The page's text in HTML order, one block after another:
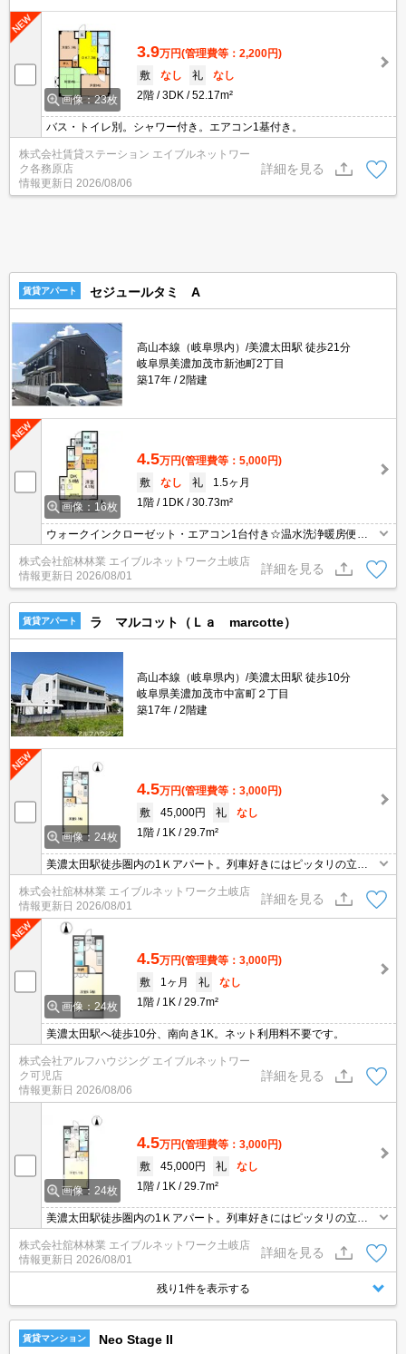
画像：23枚
3.9万円(管理費等：2,200円)
敷
なし 礼
なし
2階
3DK 52.17m²
バス・トイレ別。シャワー付き。エアコン1基付き。
株式会社賃貸ステーション エイブルネットワー
ク各務原店
情報更新日 2026/08/06
詳細を見る
賃貸アパート セジュールタミ A
高山本線（岐阜県内）/美濃太田駅 徒歩21分
岐阜県美濃加茂市新池町2丁目
築17年
2階建
画像：16枚
4.5万円(管理費等：5,000円)
敷
なし 礼
1.5ヶ月
1階
1DK 30.73m²
ウォークインクローゼット・エアコン1台付き☆温水洗浄暖房便
座、モニタ付インターホン、カードキー、防犯合わせガラス、追い
焚き給湯、洗髪洗面化粧台、物置、床下収納、専用庭、居室照明、
フローリング、シューズボックス、バス・トイレ別、室内洗濯機置
場、角部屋
株式会社舘林林業 エイブルネットワーク土岐店
情報更新日 2026/08/01
詳細を見る
賃貸アパート ラ マルコット（Ｌａ marcotte）
高山本線（岐阜県内）/美濃太田駅 徒歩10分
岐阜県美濃加茂市中富町２丁目
築17年
2階建
画像：24枚
4.5万円(管理費等：3,000円)
敷
45,000円 礼
なし
1階
1K 29.7m²
美濃太田駅徒歩圏内の1Ｋアパート。列車好きにはピッタリの立地
です。ネット無料は、毎月のお財布にも優しく、在宅ワークや動画
視聴、オンラインショッピングにも大活躍です。ＣＡＴＶ, 窓シャッ
ター, 南向き, インターネット使用料無料, Wi-fi対応, 室内洗濯機置場
株式会社舘林林業 エイブルネットワーク土岐店
情報更新日 2026/08/01
詳細を見る
画像：24枚
4.5万円(管理費等：3,000円)
敷
1ヶ月 礼
なし
1階
1K 29.7m²
美濃太田駅へ徒歩10分、南向き1K。ネット利用料不要です。
株式会社アルフハウジング エイブルネットワー
ク可児店
情報更新日 2026/08/06
詳細を見る
画像：24枚
4.5万円(管理費等：3,000円)
敷
45,000円 礼
なし
1階
1K 29.7m²
美濃太田駅徒歩圏内の1Ｋアパート。列車好きにはピッタリの立地
です。1階角部屋 シャッター付で防犯も安心。ＣＡＴＶ, 窓シャッ
ター, 角部屋, 南向き, インターネット使用料無料, Wi-fi対応,
株式会社舘林林業 エイブルネットワーク土岐店
情報更新日 2026/08/01
詳細を見る
残り1件を表示する
賃貸マンション Neo Stage II